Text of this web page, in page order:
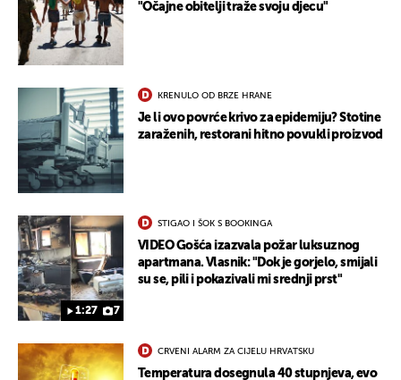
"Očajne obitelji traže svoju djecu"
KRENULO OD BRZE HRANE
Je li ovo povrće krivo za epidemiju? Stotine
zaraženih, restorani hitno povukli proizvod
1:27 7
STIGAO I ŠOK S BOOKINGA
VIDEO Gošća izazvala požar luksuznog
apartmana. Vlasnik: "Dok je gorjelo, smijali
su se, pili i pokazivali mi srednji prst"
CRVENI ALARM ZA CIJELU HRVATSKU
Temperatura dosegnula 40 stupnjeva, evo